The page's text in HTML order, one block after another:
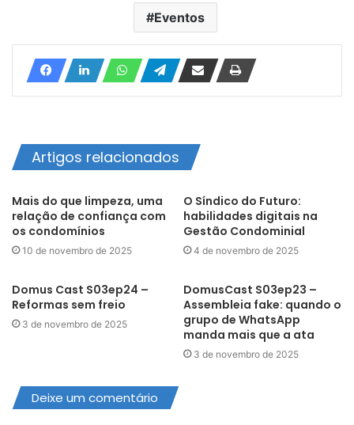
Eventos
Artigos relacionados
Mais do que limpeza, uma
relação de confiança com
os condomínios
10 de novembro de 2025
O Síndico do Futuro:
habilidades digitais na
Gestão Condominial
4 de novembro de 2025
Domus Cast S03ep24 –
Reformas sem freio
3 de novembro de 2025
DomusCast S03ep23 –
Assembleia fake: quando o
grupo de WhatsApp
manda mais que a ata
3 de novembro de 2025
Deixe um comentário